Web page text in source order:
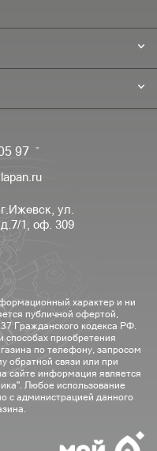
97
ул.
1, оф. 309
характер и ни
публичной офертой,
Гражданского кодекса РФ.
способах приобретения
по телефону, запросом
обратной связи или при
сайте информация является
Любое использование
с администрацией данного